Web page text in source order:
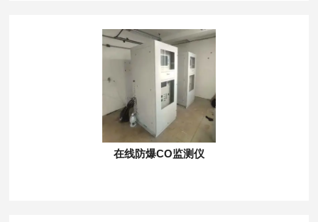
在线防爆CO监测仪